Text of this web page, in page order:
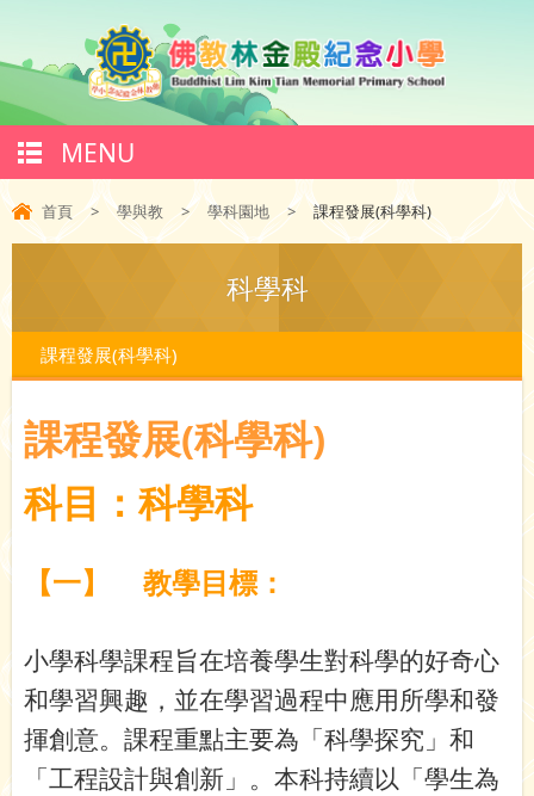
MENU
首頁 > 學與教 > 學科園地 > 課程發展(科學科)
科學科
課程發展(科學科)
課程發展(科學科)
科目：科學科
【一】 教學目標：
小學科學課程旨在培養學生對科學的好奇心
和學習興趣，並在學習過程中應用所學和發
揮創意。課程重點主要為「科學探究」和
「工程設計與創新」。本科持續以「學生為